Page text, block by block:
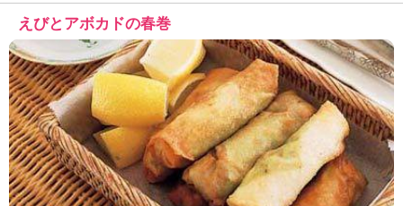
えびとアボカドの春巻